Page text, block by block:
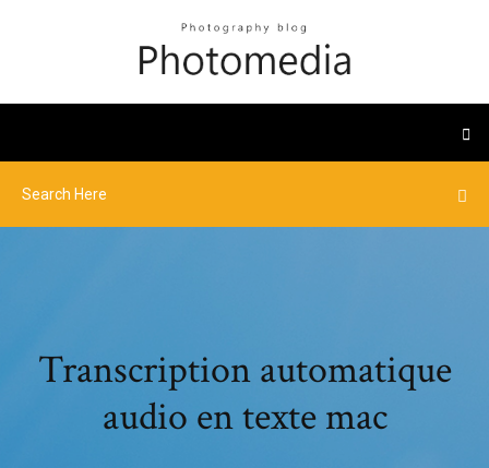
Transcription automatique
audio en texte mac